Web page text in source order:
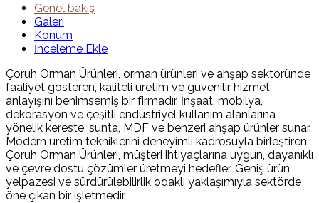
Genel bakış
Galeri
Konum
İnceleme Ekle
Çoruh Orman Ürünleri, orman ürünleri ve ahşap sektöründe
faaliyet gösteren, kaliteli üretim ve güvenilir hizmet
anlayışını benimsemiş bir firmadır. İnşaat, mobilya,
dekorasyon ve çeşitli endüstriyel kullanım alanlarına
yönelik kereste, sunta, MDF ve benzeri ahşap ürünler sunar.
Modern üretim tekniklerini deneyimli kadrosuyla birleştiren
Çoruh Orman Ürünleri, müşteri ihtiyaçlarına uygun, dayanıklı
ve çevre dostu çözümler üretmeyi hedefler. Geniş ürün
yelpazesi ve sürdürülebilirlik odaklı yaklaşımıyla sektörde
öne çıkan bir işletmedir.